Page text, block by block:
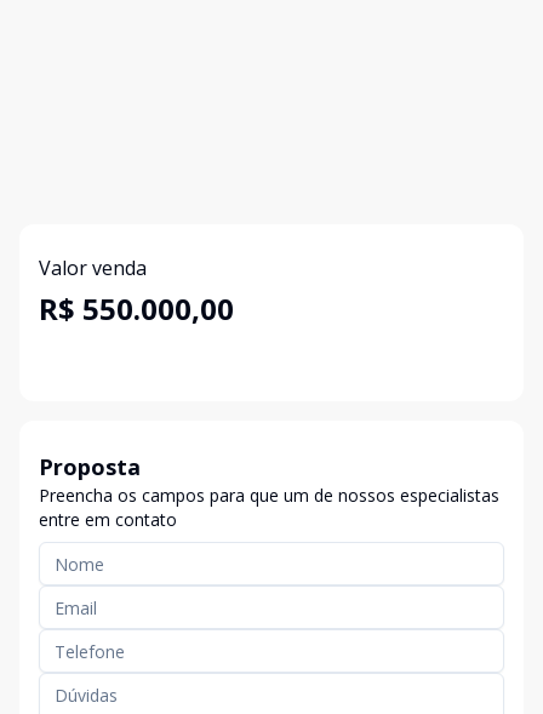
Valor venda
R$ 550.000,00
Proposta
Preencha os campos para que um de nossos especialistas
entre em contato